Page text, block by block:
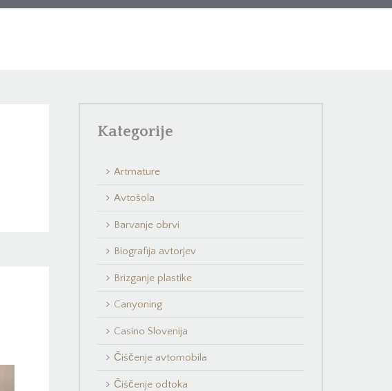
Kategorije
Artmature
Avtošola
Barvanje obrvi
Biografija avtorjev
Brizganje plastike
Canyoning
Casino Slovenija
Čiščenje avtomobila
Čiščenje odtoka